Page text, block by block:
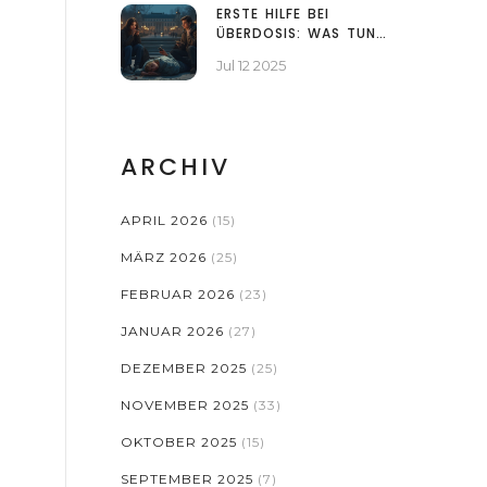
ERSTE HILFE BEI
ÜBERDOSIS: WAS TUN
Jul 12 2025
ARCHIV
APRIL 2026 (15)
MÄRZ 2026 (25)
FEBRUAR 2026 (23)
JANUAR 2026 (27)
DEZEMBER 2025 (25)
NOVEMBER 2025 (33)
OKTOBER 2025 (15)
SEPTEMBER 2025 (7)